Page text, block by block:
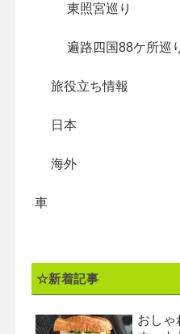
東照宮巡り
遍路四国88ケ所巡
旅役立ち情報
日本
海外
車
☆新着記事
おしゃ